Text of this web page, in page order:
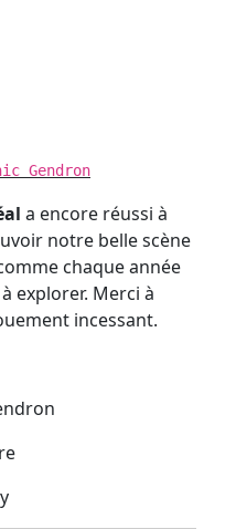
Gendron
a encore réussi à
notre belle scène
chaque année
explorer. Merci à
incessant.